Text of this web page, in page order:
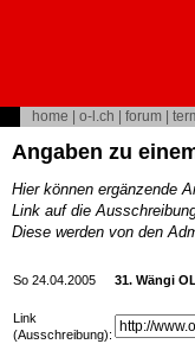
home o-l.ch forum
Angaben zu
Hier können ergänzende
Link auf die
Diese werden von den
So 24.04.2005 31. Wängi OL
Link
(Ausschreibung):